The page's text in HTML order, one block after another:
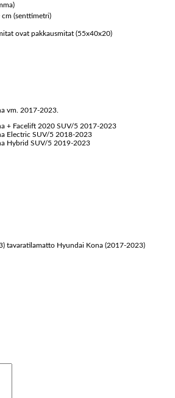
(senttimetri)
ovat pakkausmitat (55x40x20)
vm. 2017-2023.
+ Facelift 2020 SUV/5 2017-2023
Electric SUV/5 2018-2023
Hybrid SUV/5 2019-2023
Hyundai Kona (2017-2023)